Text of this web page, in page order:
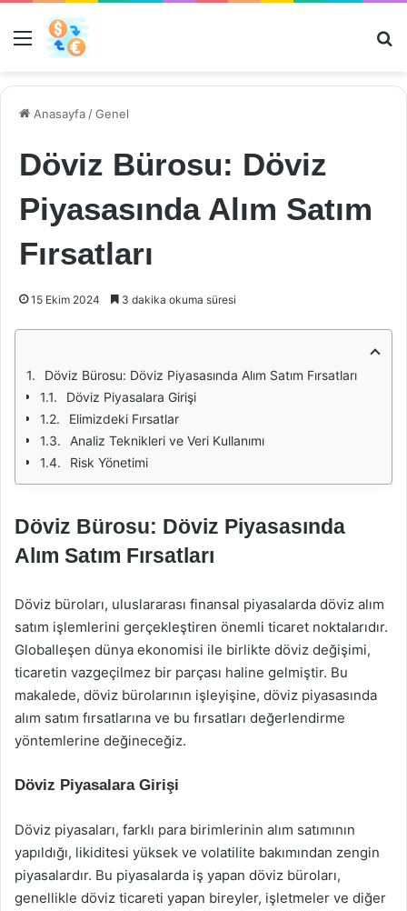
Menü
Anasayfa /Genel
Döviz Bürosu: Döviz
Piyasasında Alım Satım
Fırsatları
15 Ekim 2024 3 dakika okuma süresi
Döviz Bürosu: Döviz Piyasasında Alım Satım Fırsatları
Döviz Piyasalara Girişi
Elimizdeki Fırsatlar
Analiz Teknikleri ve Veri Kullanımı
Risk Yönetimi
Döviz Bürosu: Döviz Piyasasında
Alım Satım Fırsatları
Döviz büroları, uluslararası finansal piyasalarda döviz alım
satım işlemlerini gerçekleştiren önemli ticaret noktalarıdır.
Globalleşen dünya ekonomisi ile birlikte döviz değişimi,
ticaretin vazgeçilmez bir parçası haline gelmiştir. Bu
makalede, döviz bürolarının işleyişine, döviz piyasasında
alım satım fırsatlarına ve bu fırsatları değerlendirme
yöntemlerine değineceğiz.
Döviz Piyasalara Girişi
Döviz piyasaları, farklı para birimlerinin alım satımının
yapıldığı, likiditesi yüksek ve volatilite bakımından zengin
piyasalardır. Bu piyasalarda iş yapan döviz büroları,
genellikle döviz ticareti yapan bireyler, işletmeler ve diğer